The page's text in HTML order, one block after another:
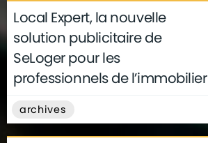
Local Expert, la nouvelle
solution publicitaire de
SeLoger pour les
professionnels de l’immobilier
archives